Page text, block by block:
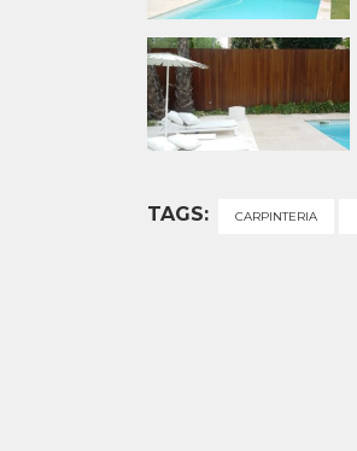
TAGS: CARPINTERIA